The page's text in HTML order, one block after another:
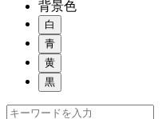
背景色
白
青
黄
黒